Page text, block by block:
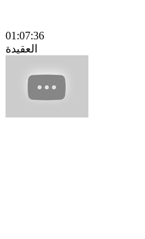
01:07:36
العقيدة